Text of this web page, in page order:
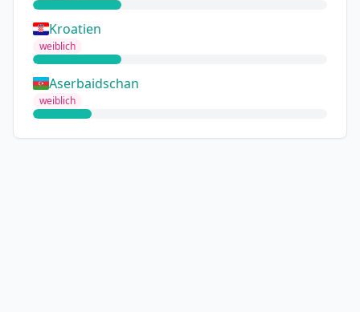
Kroatien
weiblich
Aserbaidschan
weiblich